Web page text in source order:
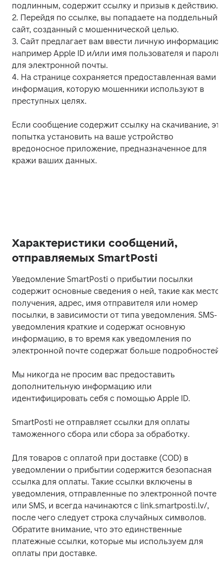
подлинным, содержит ссылку и призыв к действию.
2. Перейдя по ссылке, вы попадаете на поддельный
сайт, созданный с мошеннической целью.
3. Сайт предлагает вам ввести личную информацию,
например Apple ID и/или имя пользователя и пароль
для электронной почты.
4. На странице сохраняется предоставленная вами
информация, которую мошенники используют в
преступных целях.
Если сообщение содержит ссылку на скачивание,
попытка установить на ваше устройство
вредоносное приложение, предназначенное для
кражи ваших данных.
Характеристики сообщений,
отправляемых SmartPosti
Уведомление SmartPosti о прибытии посылки
содержит основные сведения о ней, такие как место
получения, адрес, имя отправителя или номер
посылки, в зависимости от типа уведомления. SMS-
уведомления краткие и содержат основную
информацию, в то время как уведомления по
электронной почте содержат больше
Мы никогда не просим вас предоставить
дополнительную информацию или
идентифицировать себя с помощью Apple ID.
SmartPosti не отправляет ссылки для оплаты
таможенного сбора или сбора за обработку.
Для товаров с оплатой при доставке (COD) в
уведомлении о прибытии содержится безопасная
ссылка для оплаты. Такие ссылки включены в
уведомления, отправленные по электронной почте
или SMS, и всегда начинаются с link.smartposti.lv/,
после чего следует строка случайных символов.
Обратите внимание, что это единственные
платежные ссылки, которые мы используем для
оплаты при доставке.